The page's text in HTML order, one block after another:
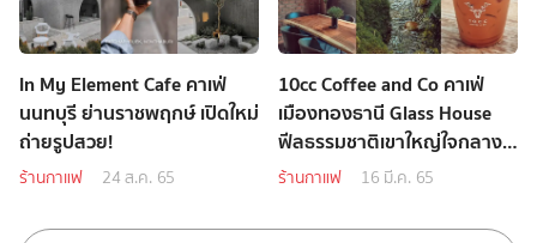
In My Element Cafe คาเฟ่
นนทบุรี ย่านราชพฤกษ์ เปิดใหม่
ถ่ายรูปสวย!
ร้านกาแฟ 24 ส.ค. 65
10cc Coffee and Co คาเฟ่
เมืองทองธานี Glass House
ฟีลธรรมชาติเขาใหญ่ใจกลาง
เมือง
ร้านกาแฟ 16 มี.ค. 65